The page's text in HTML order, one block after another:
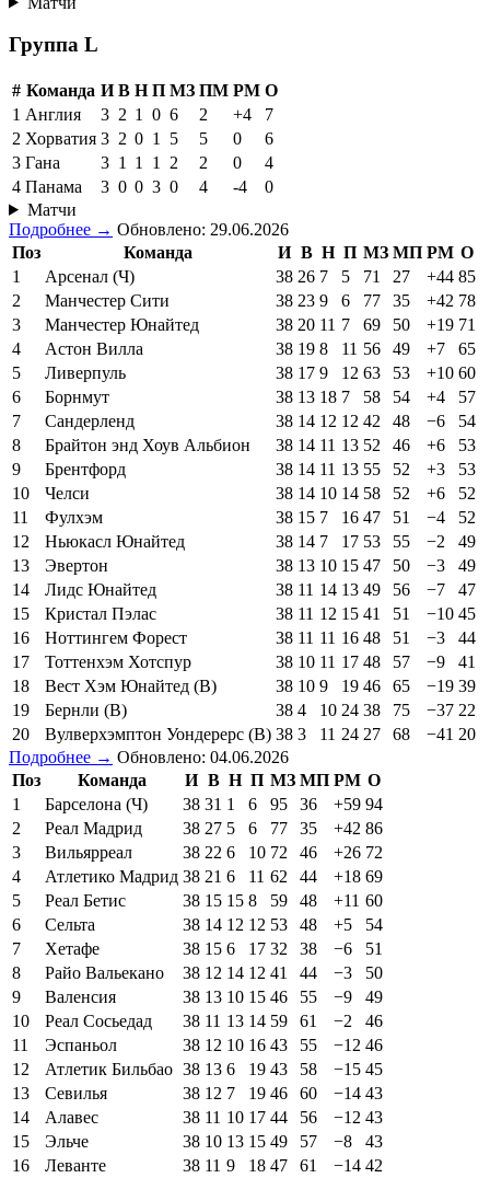
Группа L
# Команда И В Н П МЗ ПМ РМ О
1 Англия 3 2 1 0 6 2 +4
7
2 Хорватия 3 2 0 1 5 5 0
6
3 Гана 3 1 1 1 2 2 0
4
4 Панама 3 0 0 3 0 4 -4
0
Матчи
Подробнее → Обновлено: 29.06.2026
Поз
Команда И В Н П МЗ МП РМ О
1
Арсенал (Ч) 38 26 7 5 71 27 +44 85
2
Манчестер Сити 38 23 9 6 77 35 +42 78
3
Манчестер Юнайтед 38 20 11 7 69 50 +19 71
4
Астон Вилла 38 19 8 11 56 49 +7
65
5
Ливерпуль 38 17 9 12 63 53 +10 60
6
Борнмут 38 13 18 7 58 54 +4
57
7
Сандерленд 38 14 12 12 42 48 −6
54
8
Брайтон энд Хоув Альбион 38 14 11 13 52 46 +6
53
9
Брентфорд 38 14 11 13 55 52 +3
53
10
Челси 38 14 10 14 58 52 +6
52
11
Фулхэм 38 15 7 16 47 51 −4
52
12
Ньюкасл Юнайтед 38 14 7 17 53 55 −2
49
13
Эвертон 38 13 10 15 47 50 −3
49
14
Лидс Юнайтед 38 11 14 13 49 56 −7
47
15
Кристал Пэлас 38 11 12 15 41 51 −10 45
16
Ноттингем Форест 38 11 11 16 48 51 −3
44
17
Тоттенхэм Хотспур 38 10 11 17 48 57 −9
41
18
Вест Хэм Юнайтед (В) 38 10 9 19 46 65 −19 39
19
Бернли (В) 38 4 10 24 38 75 −37 22
20
Вулверхэмптон Уондерерс (В) 38 3 11 24 27 68 −41 20
Подробнее → Обновлено: 04.06.2026
Поз
Команда И В Н П МЗ МП РМ О
1
Барселона (Ч) 38 31 1 6 95 36 +59 94
2
Реал Мадрид 38 27 5 6 77 35 +42 86
3
Вильярреал 38 22 6 10 72 46 +26 72
4
Атлетико Мадрид 38 21 6 11 62 44 +18 69
5
Реал Бетис 38 15 15 8 59 48 +11 60
6
Сельта 38 14 12 12 53 48 +5
54
7
Хетафе 38 15 6 17 32 38 −6
51
8
Райо Вальекано 38 12 14 12 41 44 −3
50
9
Валенсия 38 13 10 15 46 55 −9
49
10
Реал Сосьедад 38 11 13 14 59 61 −2
46
11
Эспаньол 38 12 10 16 43 55 −12 46
12
Атлетик Бильбао 38 13 6 19 43 58 −15 45
13
Севилья 38 12 7 19 46 60 −14 43
14
Алавес 38 11 10 17 44 56 −12 43
15
Эльче 38 10 13 15 49 57 −8
43
16
Леванте 38 11 9 18 47 61 −14 42